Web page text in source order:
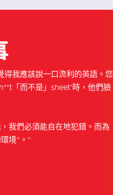
得我應該說一口流利的英語。您
「而不是」sheet'時，他們臉
我們必須能自在地犯錯。而為
境”。”